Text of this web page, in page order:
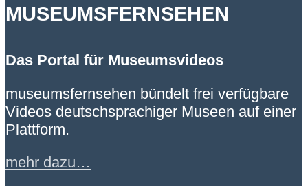
MUSEUMSFERNSEHEN
Das Portal für Museumsvideos
museumsfernsehen bündelt frei verfügbare
Videos deutschsprachiger Museen auf einer
Plattform.
mehr dazu…